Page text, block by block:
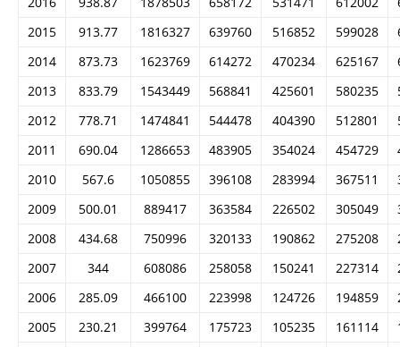
2015
913.77 1816327 639760 516852 599028
2014
873.73 1623769 614272 470234 625167
2013
833.79 1543449 568841 425601 580235
2012
778.71 1474841 544478 404390 512801
2011
690.04 1286653 483905 354024 454729
2010
567.6 1050855 396108 283994 367511
2009
500.01 889417 363584 226502 305049
2008
434.68 750996 320133 190862 275208
2007
344 608086 258058 150241 227314
2006
285.09 466100 223998 124726 194859
2005
230.21 399764 175723 105235 161114